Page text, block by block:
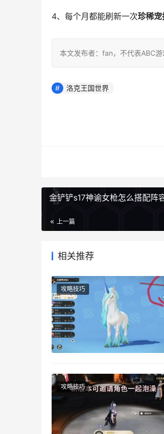
4、每个月都能刷新一次珍稀
本文发布者：fan，不代表ABC游
洛克王国世界
金铲铲s17神谕女枪怎么搭配阵
上一篇
相关推荐
攻略技巧
攻略技巧